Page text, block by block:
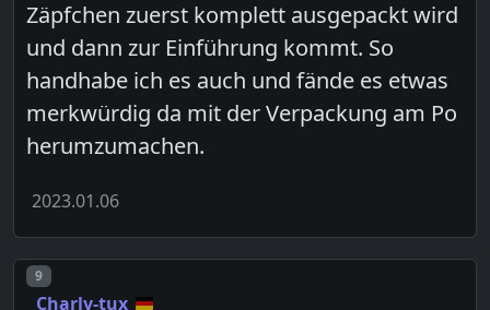
Zäpfchen zuerst komplett ausgepackt wird
und dann zur Einführung kommt. So
handhabe ich es auch und fände es etwas
merkwürdig da mit der Verpackung am Po
herumzumachen.
2023.01.06
Post number
9
Charly-tux